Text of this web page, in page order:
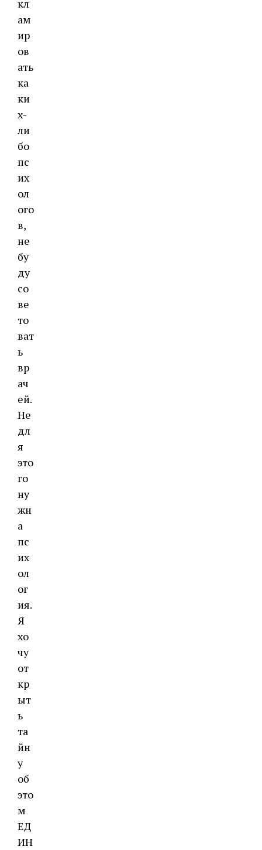
кл
ам
ир
ов
ать
ка
ки
х-
ли
бо
пс
их
ол
ого
в,
не
бу
ду
со
ве
то
ват
ь
вр
ач
ей.
Не
дл
я
это
го
ну
жн
а
пс
их
ол
ог
ия.
Я
хо
чу
от
кр
ыт
ь
та
йн
у
об
это
м
ЕД
ИН